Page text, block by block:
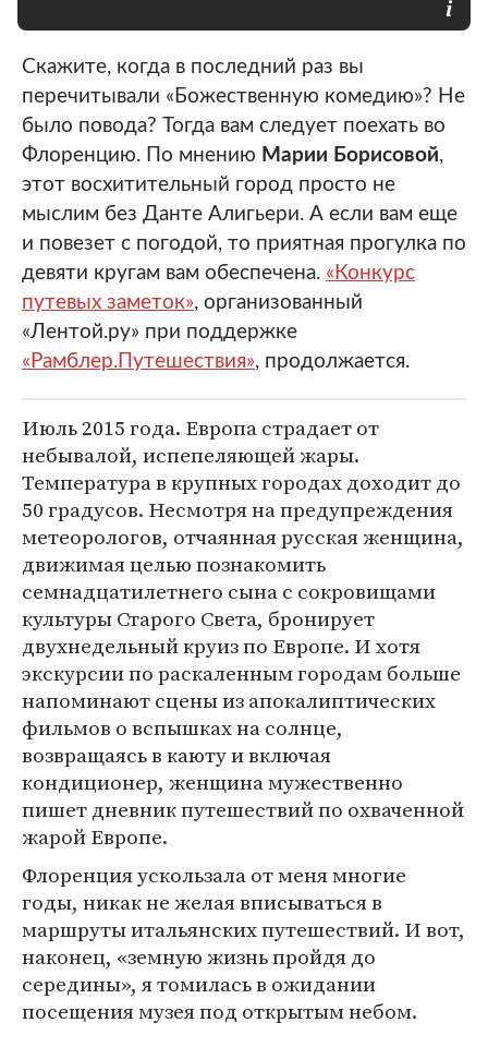
Скажите, когда в последний раз вы
перечитывали «Божественную комедию»? Не
было повода? Тогда вам следует поехать во
Флоренцию. По мнению Марии Борисовой,
этот восхитительный город просто не
мыслим без Данте Алигьери. А если вам еще
и повезет с погодой, то приятная прогулка по
девяти кругам вам обеспечена. «Конкурс
путевых заметок», организованный
«Лентой.ру» при поддержке
«Рамблер.Путешествия», продолжается.
Июль 2015 года. Европа страдает от
небывалой, испепеляющей жары.
Температура в крупных городах доходит до
50 градусов. Несмотря на предупреждения
метеорологов, отчаянная русская женщина,
движимая целью познакомить
семнадцатилетнего сына с сокровищами
культуры Старого Света, бронирует
двухнедельный круиз по Европе. И хотя
экскурсии по раскаленным городам больше
напоминают сцены из апокалиптических
фильмов о вспышках на солнце,
возвращаясь в каюту и включая
кондиционер, женщина мужественно
пишет дневник путешествий по охваченной
жарой Европе.
Флоренция ускользала от меня многие
годы, никак не желая вписываться в
маршруты итальянских путешествий. И вот,
наконец, «земную жизнь пройдя до
середины», я томилась в ожидании
посещения музея под открытым небом.